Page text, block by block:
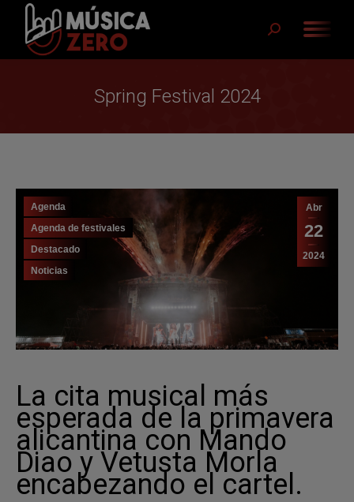
Buscar:
Spring Festival 2024
Abr
22
2024
Agenda
Agenda de festivales
Destacado
Noticias
La cita musical más
esperada de la primavera
alicantina con Mando
Diao y Vetusta Morla
encabezando el cartel.